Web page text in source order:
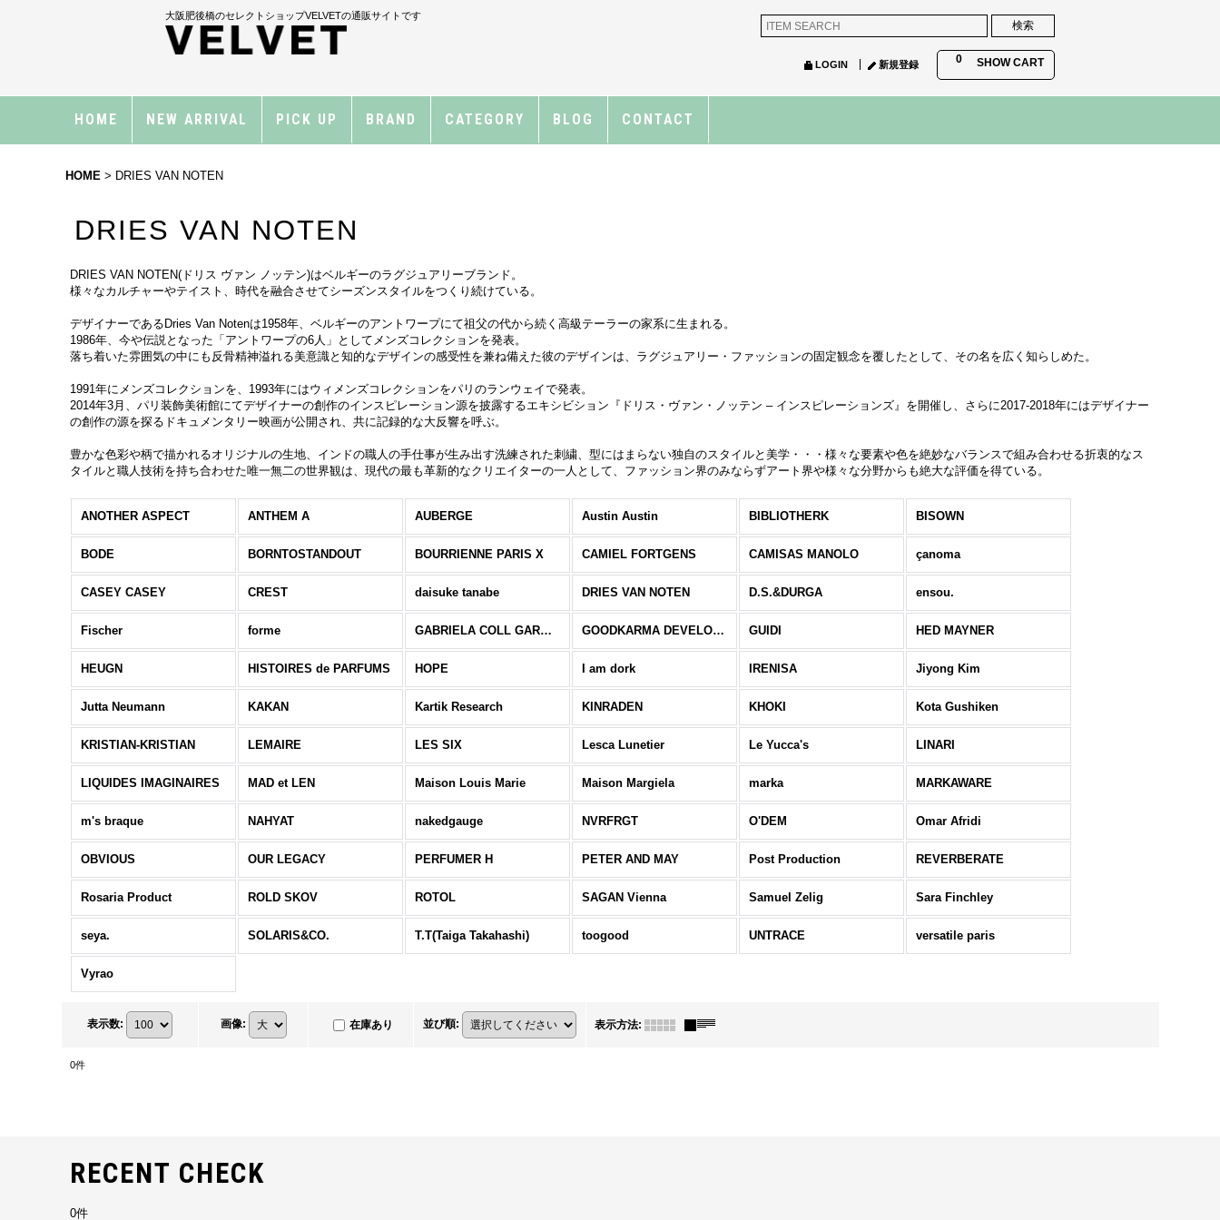
大阪肥後橋のセレクトショップVELVETの通販サイトです
0 SHOW CART
LOGIN 新規登録
HOME NEW ARRIVAL PICK UP BRAND CATEGORY BLOG CONTACT
HOME > DRIES VAN NOTEN
DRIES VAN NOTEN
DRIES VAN NOTEN(ドリス ヴァン ノッテン)はベルギーのラグジュアリーブランド。
様々なカルチャーやテイスト、時代を融合させてシーズンスタイルをつくり続けている。
デザイナーであるDries Van Notenは1958年、ベルギーのアントワープにて祖父の代から続く高級テーラーの家系に生まれる。
1986年、今や伝説となった「アントワープの6人」としてメンズコレクションを発表。
落ち着いた雰囲気の中にも反骨精神溢れる美意識と知的なデザインの感受性を兼ね備えた彼のデザインは、ラグジュアリー・ファッションの固定観念を覆したとして、その名を広く知らしめた。
1991年にメンズコレクションを、1993年にはウィメンズコレクションをパリのランウェイで発表。
2014年3月、パリ装飾美術館にてデザイナーの創作のインスピレーション源を披露するエキシビション『ドリス・ヴァン・ノッテン – インスピレーションズ』を開催し、さらに2017-2018年にはデザイナー
の創作の源を探るドキュメンタリー映画が公開され、共に記録的な大反響を呼ぶ。
豊かな色彩や柄で描かれるオリジナルの生地、インドの職人の手仕事が生み出す洗練された刺繍、型にはまらない独自のスタイルと美学・・・様々な要素や色を絶妙なバランスで組み合わせる折衷的なス
タイルと職人技術を持ち合わせた唯一無二の世界観は、現代の最も革新的なクリエイターの一人として、ファッション界のみならずアート界や様々な分野からも絶大な評価を得ている。
ANOTHER ASPECT ANTHEM A AUBERGE Austin Austin BIBLIOTHERK BISOWN
BODE BORNTOSTANDOUT BOURRIENNE PARIS X CAMIEL FORTGENS CAMISAS MANOLO çanoma
CASEY CASEY CREST daisuke tanabe DRIES VAN NOTEN D.S.&DURGA ensou.
Fischer forme GABRIELA COLL GARMENTS GOODKARMA DEVELOPMENT GUIDI HED MAYNER
HEUGN HISTOIRES de PARFUMS HOPE I am dork IRENISA Jiyong Kim
Jutta Neumann KAKAN Kartik Research KINRADEN KHOKI Kota Gushiken
KRISTIAN-KRISTIAN LEMAIRE LES SIX Lesca Lunetier Le Yucca's LINARI
LIQUIDES IMAGINAIRES MAD et LEN Maison Louis Marie Maison Margiela marka MARKAWARE
m's braque NAHYAT nakedgauge NVRFRGT O'DEM Omar Afridi
OBVIOUS OUR LEGACY PERFUMER H PETER AND MAY Post Production REVERBERATE
Rosaria Product ROLD SKOV ROTOL SAGAN Vienna Samuel Zelig Sara Finchley
seya. SOLARIS&CO. T.T(Taiga Takahashi) toogood UNTRACE versatile paris
Vyrao
表示数: 画像: 在庫あり 並び順: 表示方法:
0件
RECENT CHECK
0件